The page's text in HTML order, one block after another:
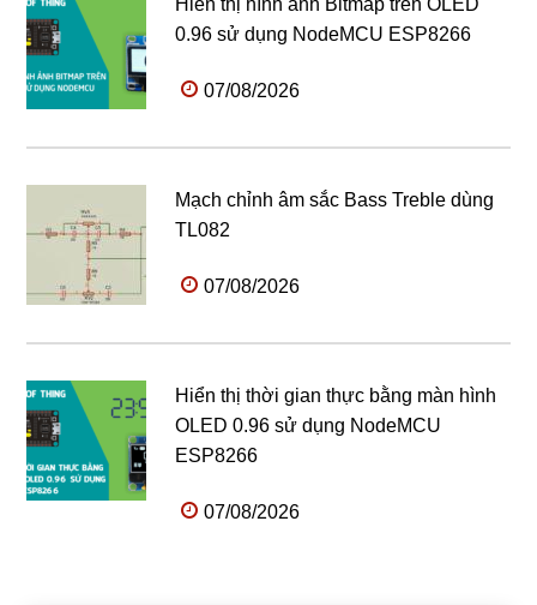
0.96 sử dụng NodeMCU ESP8266
07/08/2026
Mạch chỉnh âm sắc Bass Treble dùng
TL082
07/08/2026
Hiển thị thời gian thực bằng màn hình
OLED 0.96 sử dụng NodeMCU
ESP8266
07/08/2026